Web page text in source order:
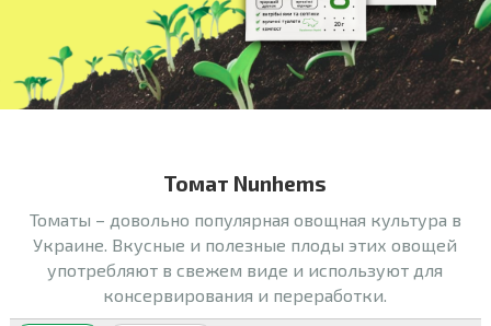
Томат Nunhems
Томаты – довольно популярная овощная культура в
Украине. Вкусные и полезные плоды этих овощей
употребляют в свежем виде и используют для
консервирования и переработки.